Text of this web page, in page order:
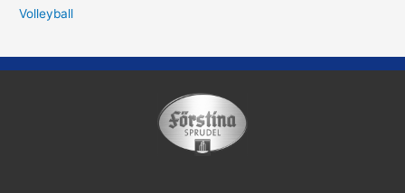
Volleyball